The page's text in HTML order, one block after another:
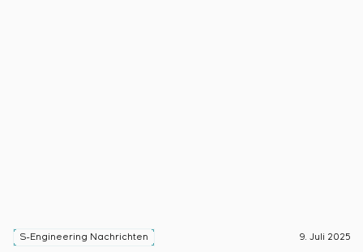
S-Engineering Nachrichten 9. Juli 2025